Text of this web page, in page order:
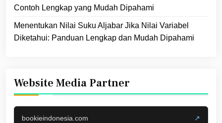
Contoh Lengkap yang Mudah Dipahami
Menentukan Nilai Suku Aljabar Jika Nilai Variabel
Diketahui: Panduan Lengkap dan Mudah Dipahami
Website Media Partner
bookieindonesia.com ↗